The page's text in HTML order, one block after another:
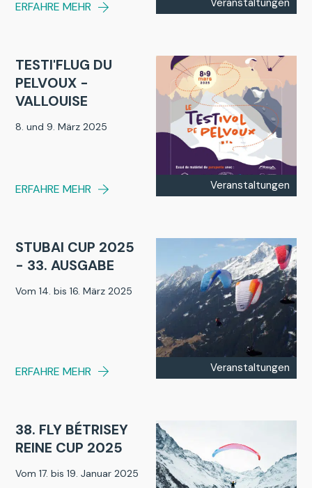
ERFAHRE MEHR Veranstaltungen
TESTI'FLUG DU
PELVOUX -
VALLOUISE
8. und 9. März 2025
ERFAHRE MEHR Veranstaltungen
STUBAI CUP 2025
- 33. AUSGABE
Vom 14. bis 16. März 2025
ERFAHRE MEHR Veranstaltungen
38. FLY BÉTRISEY
REINE CUP 2025
Vom 17. bis 19. Januar 2025